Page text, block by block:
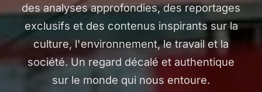
des analyses approfondies, des reportages
exclusifs et des contenus inspirants sur la
culture, l'environnement, le travail et la
société. Un regard décalé et authentique
sur le monde qui nous entoure.